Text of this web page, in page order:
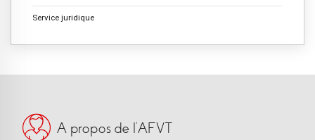
Service juridique
A propos de l’AFVT